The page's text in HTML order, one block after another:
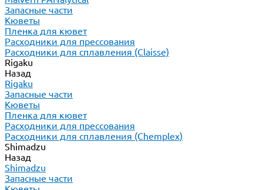
Запасные части
Кюветы
Пленка для кювет
Расходники для прессования
Расходники для сплавления (Claisse)
Rigaku
Назад
Rigaku
Запасные части
Кюветы
Пленка для кювет
Расходники для прессования
Расходники для сплавления (Chemplex)
Shimadzu
Назад
Shimadzu
Запасные части